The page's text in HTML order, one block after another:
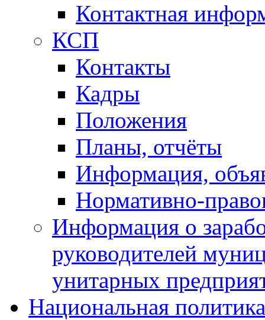
Контактная
КСП
Контакты
Кадры
Положения
Планы, отчёты
Информация,
Нормативно-
Информация о
руководителей
унитарных
Национальная политика